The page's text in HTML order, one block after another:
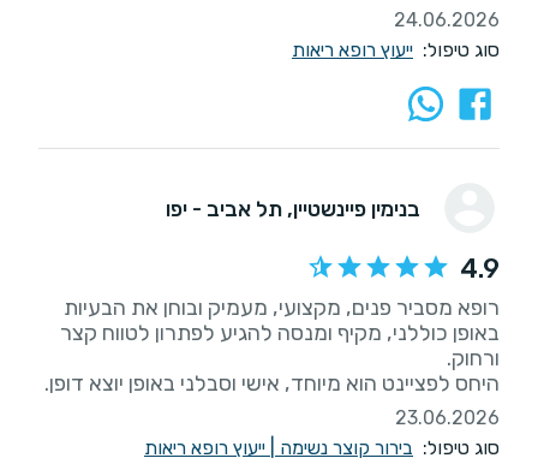
24.06.2026
סוג טיפול: ייעוץ רופא ריאות
בנימין פיינשטיין, תל אביב - יפו
4.9
רופא מסביר פנים, מקצועי, מעמיק ובוחן את הבעיות
באופן כוללני, מקיף ומנסה להגיע לפתרון לטווח קצר
היחס לפציינט הוא מיוחד, אישי וסבלני באופן יוצא דופן.
23.06.2026
סוג טיפול: בירור קוצר נשימה ייעוץ רופא ריאות